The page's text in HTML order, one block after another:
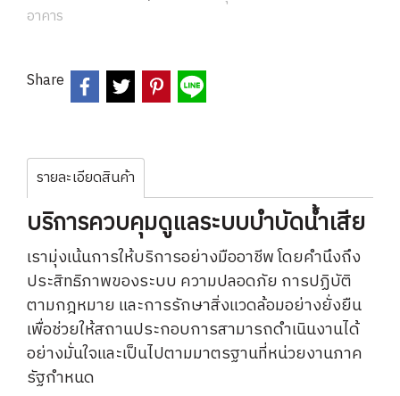
อาคาร
Share
รายละเอียดสินค้า
บริการควบคุมดูแลระบบบำบัดน้ำเสีย
เรามุ่งเน้นการให้บริการอย่างมืออาชีพ โดยคำนึงถึง
ประสิทธิภาพของระบบ ความปลอดภัย การปฏิบัติ
ตามกฎหมาย และการรักษาสิ่งแวดล้อมอย่างยั่งยืน
เพื่อช่วยให้สถานประกอบการสามารถดำเนินงานได้
อย่างมั่นใจและเป็นไปตามมาตรฐานที่หน่วยงานภาค
รัฐกำหนด